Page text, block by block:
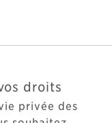
droits
privée des